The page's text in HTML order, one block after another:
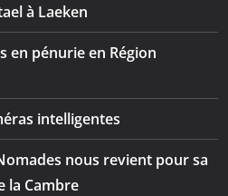
à Laeken
en pénurie en Région
intelligentes
nous revient pour sa
la Cambre